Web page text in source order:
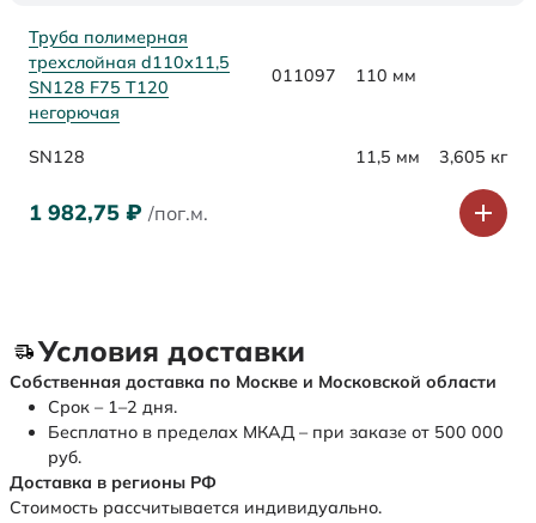
Труба полимерная
трехслойная d110х11,5
SN128 F75 Т120
негорючая
011097 110 мм
SN128 11,5 мм 3,605 кг
1 982,75 ₽ /пог.м.
Условия доставки
Собственная доставка по Москве и Московской области
Срок – 1–2 дня.
Бесплатно в пределах МКАД – при заказе от 500 000
руб.
Доставка в регионы РФ
Стоимость рассчитывается индивидуально.